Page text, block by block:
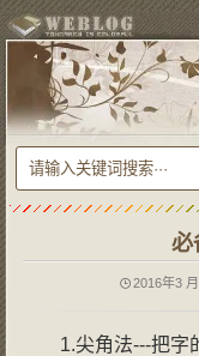
必
2016年3
1.尖角法---把字